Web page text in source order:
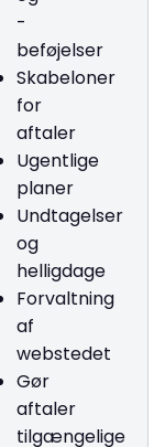
-
beføjelser
Skabeloner
for
aftaler
Ugentlige
planer
Undtagelser
og
helligdage
Forvaltning
af
webstedet
Gør
aftaler
tilgængelige